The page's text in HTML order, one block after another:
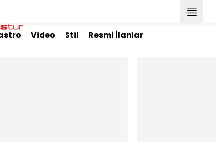
Video Stil Resmi İlanlar